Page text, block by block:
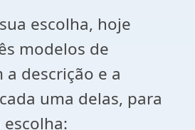
escolha, hoje
modelos de
a descrição e a
uma delas, para